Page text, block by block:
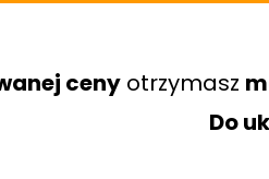
cenyotrzymasz
Do